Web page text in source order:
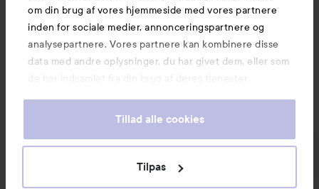
om din brug af vores hjemmeside med vores partnere
inden for sociale medier, annonceringspartnere og
analysepartnere. Vores partnere kan kombinere disse
data med andre oplysninger, du har givet dem, eller som
de har indsamlet fra din brug af deres tjenester.
Tillad alle cookies
Tilpas